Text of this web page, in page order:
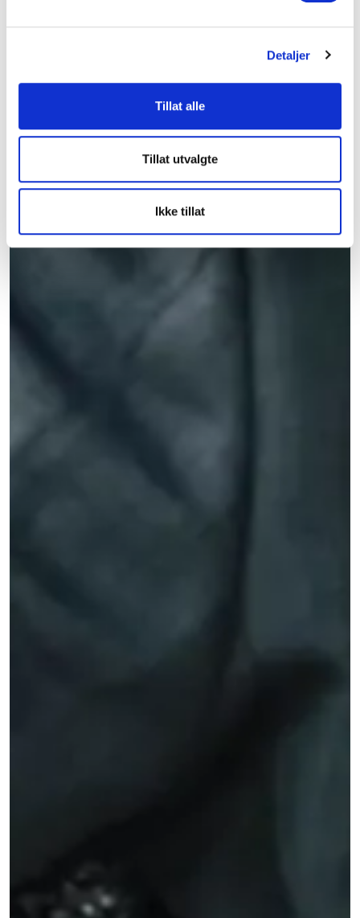
Detaljer
Tillat alle
Tillat utvalgte
Ikke tillat